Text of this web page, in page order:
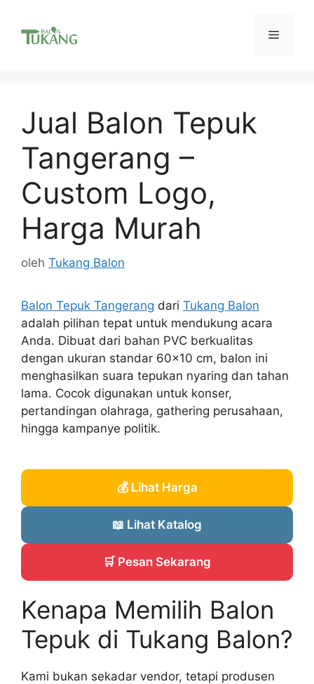
Menu
Jual Balon Tepuk
Tangerang –
Custom Logo,
Harga Murah
oleh Tukang Balon
Balon Tepuk Tangerang dari Tukang Balon
adalah pilihan tepat untuk mendukung acara
Anda. Dibuat dari bahan PVC berkualitas
dengan ukuran standar 60×10 cm, balon ini
menghasilkan suara tepukan nyaring dan tahan
lama. Cocok digunakan untuk konser,
pertandingan olahraga, gathering perusahaan,
hingga kampanye politik.
💰 Lihat Harga
📖 Lihat Katalog
🛒 Pesan Sekarang
Kenapa Memilih Balon
Tepuk di Tukang Balon?
Kami bukan sekadar vendor, tetapi produsen